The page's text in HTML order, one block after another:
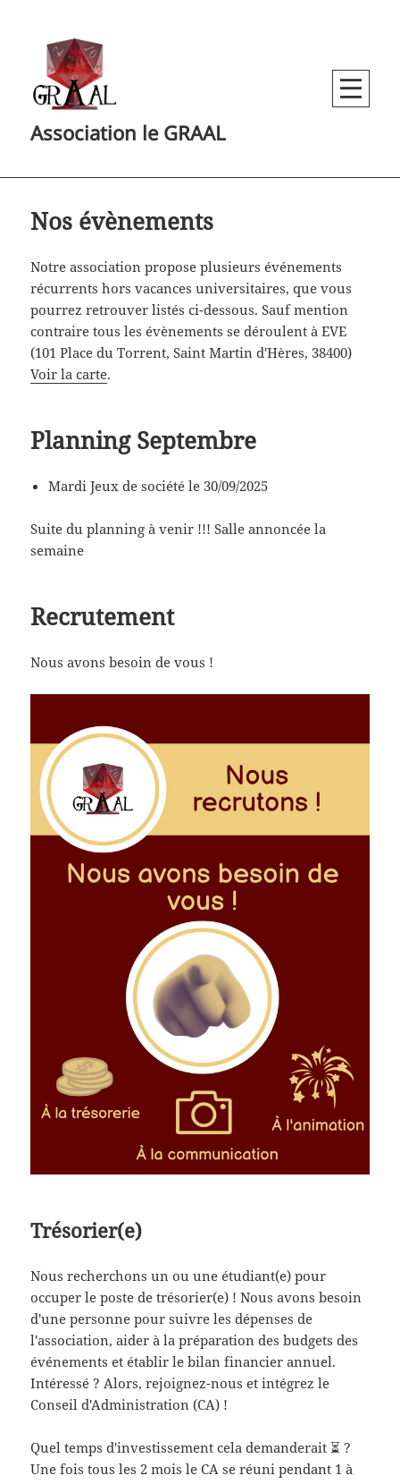
Association le GRAAL
Nos évènements
Notre association propose plusieurs événements
récurrents hors vacances universitaires, que vous
pourrez retrouver listés ci-dessous. Sauf mention
contraire tous les évènements se déroulent à EVE
(101 Place du Torrent, Saint Martin d'Hères, 38400)
Voir la carte.
Planning Septembre
Mardi Jeux de société le 30/09/2025
Suite du planning à venir !!! Salle annoncée la
semaine
Recrutement
Nous avons besoin de vous !
Trésorier(e)
Nous recherchons un ou une étudiant(e) pour
occuper le poste de trésorier(e) ! Nous avons besoin
d'une personne pour suivre les dépenses de
l'association, aider à la préparation des budgets des
événements et établir le bilan financier annuel.
Intéressé ? Alors, rejoignez-nous et intégrez le
Conseil d'Administration (CA) !
Quel temps d'investissement cela demanderait ⏳ ?
Une fois tous les 2 mois le CA se réuni pendant 1 à